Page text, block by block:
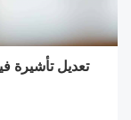
تعديل تأشيرة